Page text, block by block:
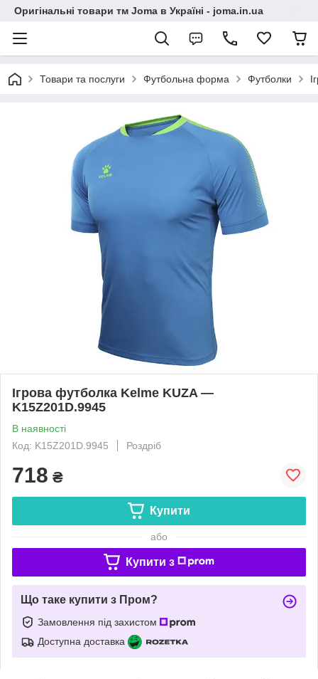
Оригінальні товари тм Joma в Україні - joma.in.ua
Товари та послуги Футбольна форма Футболки
Ігрова футболка Kelme KUZA —
K15Z201D.9945
В наявності
Код: K15Z201D.9945
Роздріб
718 ₴
Купити
або
Купити з
Що таке купити з Пром?
Замовлення під захистом
Доступна доставка